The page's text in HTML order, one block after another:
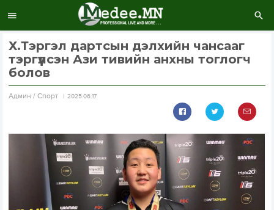
Х.Тэргэл дартсын дэлхийн чансааг
тэргүүлсэн Ази тивийн анхны тоглогч
болов
Aдмин / Спорт 2025.06.17